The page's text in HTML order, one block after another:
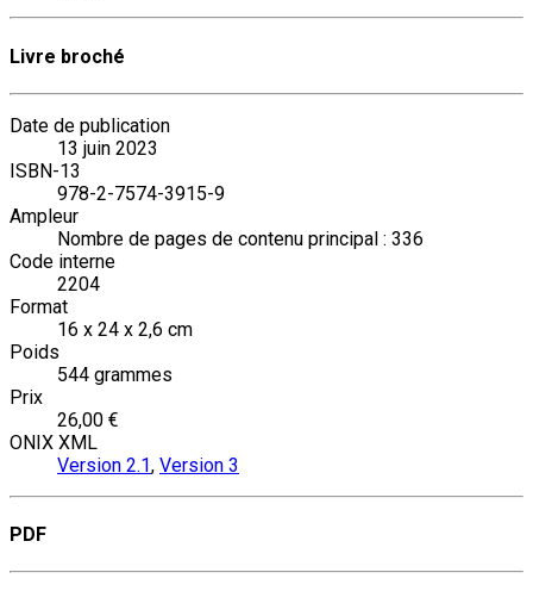
Livre broché
Date de publication
13 juin 2023
ISBN-13
978-2-7574-3915-9
Ampleur
Nombre de pages de contenu principal : 336
Code interne
2204
Format
16 x 24 x 2,6 cm
Poids
544 grammes
Prix
26,00 €
ONIX XML
Version 2.1, Version 3
PDF